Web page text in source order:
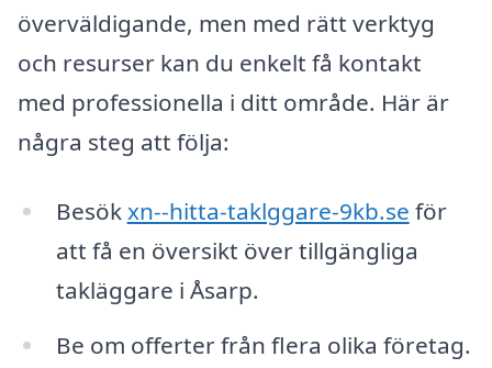
överväldigande, men med rätt verktyg
och resurser kan du enkelt få kontakt
med professionella i ditt område. Här är
några steg att följa:
Besökxn--hitta-taklggare-9kb.se för
att få en översikt över tillgängliga
takläggare i Åsarp.
Be om offerter från flera olika företag.